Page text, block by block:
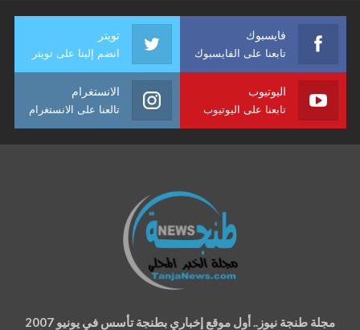
فايسبوك
تابعنا على الفايسبوك
تويتر
انضم إلينا على تويتر
اليوتيوب
تابعنا على اليوتيوب
الانستغرام
تالعنا على الانستغرام
مجلة طنجة نيوز.. أول موقع إخباري بطنجة تأسس في يونيو 2007